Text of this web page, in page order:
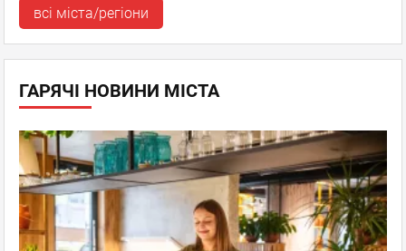
всі міста/регіони
ГАРЯЧІ НОВИНИ МІСТА